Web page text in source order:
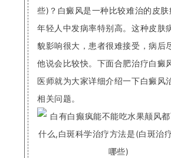
些)？白癜风是一种比较难治的皮肤
年轻人中发病率特别高。这种皮肤
貌影响很大，患者很难接受，病后
他说会比较快。下面合肥治疗白癜
医师就为大家详细介绍一下白癜风
相关问题。